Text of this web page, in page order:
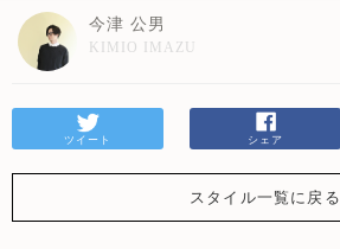
今津 公男
KIMIO IMAZU
ツイート シェア
スタイル一覧に戻る